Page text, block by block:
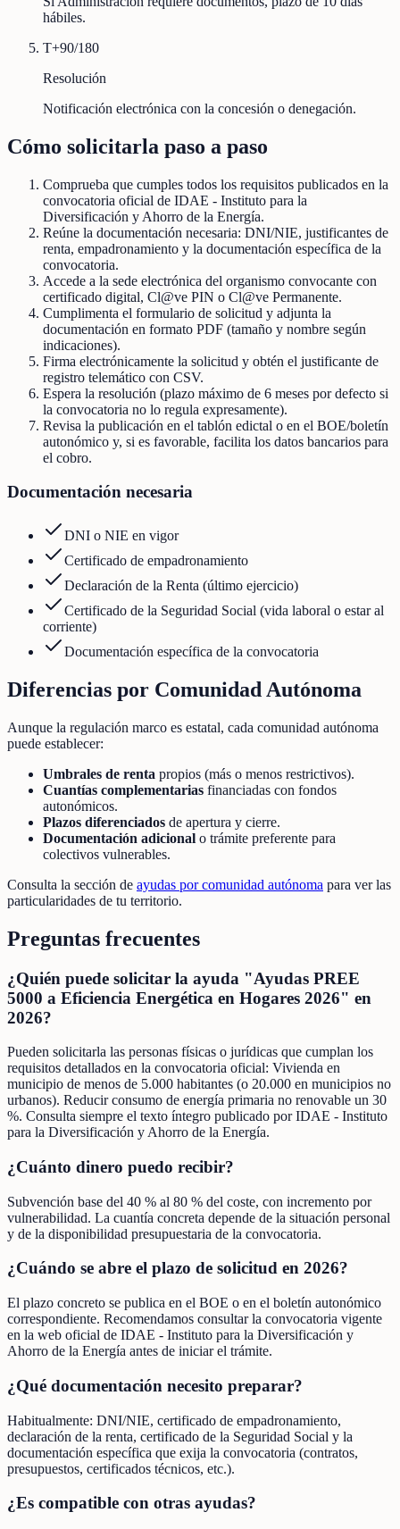
hábiles.
T+90/180
Resolución
Notificación electrónica con la concesión o denegación.
Cómo solicitarla paso a paso
Comprueba que cumples todos los requisitos publicados en la
convocatoria oficial de IDAE - Instituto para la
Diversificación y Ahorro de la Energía.
Reúne la documentación necesaria: DNI/NIE, justificantes de
renta, empadronamiento y la documentación específica de la
convocatoria.
Accede a la sede electrónica del organismo convocante con
certificado digital, Cl@ve PIN o Cl@ve Permanente.
Cumplimenta el formulario de solicitud y adjunta la
documentación en formato PDF (tamaño y nombre según
indicaciones).
Firma electrónicamente la solicitud y obtén el justificante de
registro telemático con CSV.
Espera la resolución (plazo máximo de 6 meses por defecto si
la convocatoria no lo regula expresamente).
Revisa la publicación en el tablón edictal o en el BOE/boletín
autonómico y, si es favorable, facilita los datos bancarios para
el cobro.
Documentación necesaria
DNI o NIE en vigor
Certificado de empadronamiento
Declaración de la Renta (último ejercicio)
Certificado de la Seguridad Social (vida laboral o estar al
corriente)
Documentación específica de la convocatoria
Diferencias por Comunidad Autónoma
Aunque la regulación marco es estatal, cada comunidad autónoma
puede establecer:
Umbrales de renta propios (más o menos restrictivos).
Cuantías complementarias financiadas con fondos
autonómicos.
Plazos diferenciados de apertura y cierre.
Documentación adicional o trámite preferente para
colectivos vulnerables.
Consulta la sección de ayudas por comunidad autónoma para ver las
particularidades de tu territorio.
Preguntas frecuentes
¿Quién puede solicitar la ayuda "Ayudas PREE
5000 a Eficiencia Energética en Hogares 2026" en
2026?
Pueden solicitarla las personas físicas o jurídicas que cumplan los
requisitos detallados en la convocatoria oficial: Vivienda en
municipio de menos de 5.000 habitantes (o 20.000 en municipios no
urbanos). Reducir consumo de energía primaria no renovable un 30
%. Consulta siempre el texto íntegro publicado por IDAE - Instituto
para la Diversificación y Ahorro de la Energía.
¿Cuánto dinero puedo recibir?
Subvención base del 40 % al 80 % del coste, con incremento por
vulnerabilidad. La cuantía concreta depende de la situación personal
y de la disponibilidad presupuestaria de la convocatoria.
¿Cuándo se abre el plazo de solicitud en 2026?
El plazo concreto se publica en el BOE o en el boletín autonómico
correspondiente. Recomendamos consultar la convocatoria vigente
en la web oficial de IDAE - Instituto para la Diversificación y
Ahorro de la Energía antes de iniciar el trámite.
¿Qué documentación necesito preparar?
Habitualmente: DNI/NIE, certificado de empadronamiento,
declaración de la renta, certificado de la Seguridad Social y la
documentación específica que exija la convocatoria (contratos,
presupuestos, certificados técnicos, etc.).
¿Es compatible con otras ayudas?